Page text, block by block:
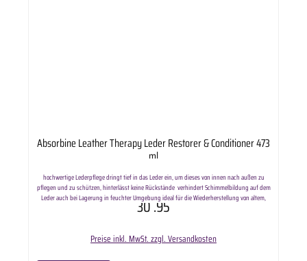
Absorbine Leather Therapy Leder Restorer & Conditioner 473
ml
hochwertige Lederpflege dringt tief in das Leder ein, um dieses von innen nach außen zu
pflegen und zu schützen, hinterlässt keine Rückstände verhindert Schimmelbildung auf dem
Leder auch bei Lagerung in feuchter Umgebung ideal für die Wiederherstellung von altem,
trockenen und schimmligem Leder pflegt langanhaltend Inhalt: 473ml
30.95
Preise inkl. MwSt. zzgl. Versandkosten